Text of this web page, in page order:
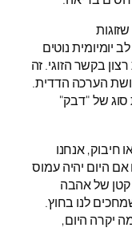
נוטים
בקשר הזוגי. זה
הערכה הדדית.
של "דבק"
חיבוק, אנחנו
היום יהיה עמוס
קטן של אהבה
לנו בחוץ.
יקרה היום,